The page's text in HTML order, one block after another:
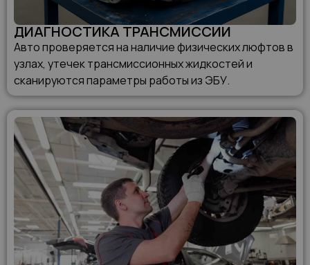
ДИАГНОСТИКА ТРАНСМИССИИ
Авто проверяется на наличие физических люфтов в
узлах, утечек трансмиссионных жидкостей и
сканируются параметры работы из ЭБУ.